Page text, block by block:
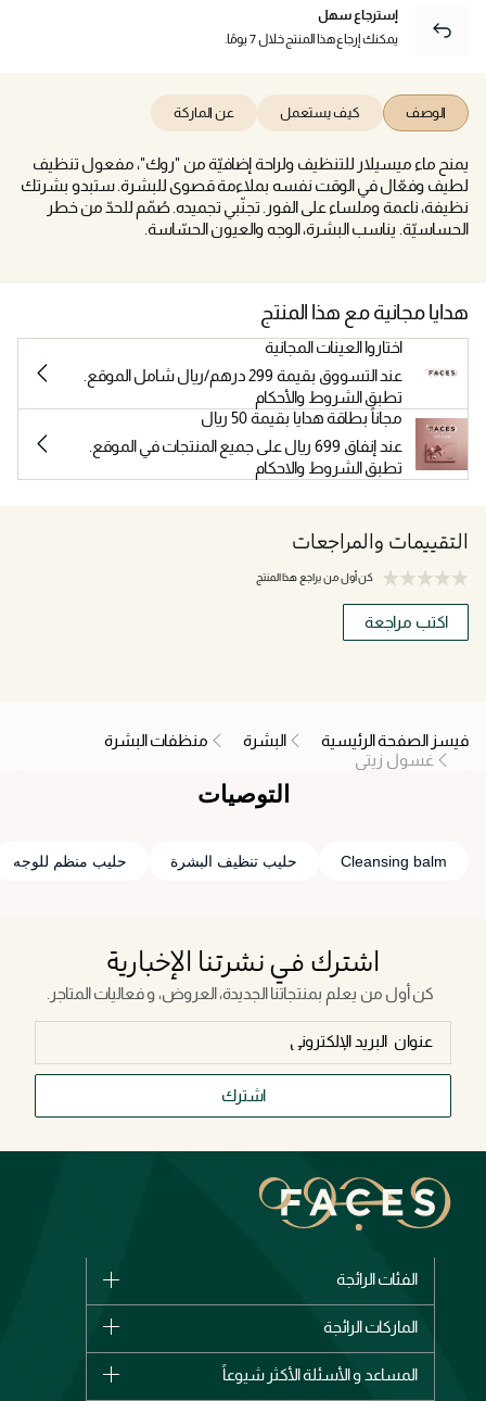
إسترجاع سهل
يمكنك إرجاع هذا المنتج خلال 7 يومًا.
الوصف كيف يستعمل عن الماركة
يمنح ماء ميسيلار للتنظيف ولراحة إضافيّة من "روك"، مفعول تنظيف
لطيف وفعّال في الوقت نفسه بملاءمة قصوى للبشرة. ستبدو بشرتك
نظيفة، ناعمة وملساء على الفور. تجنّبي تجميده. صُمّم للحدّ من خطر
الحساسيّة. يناسب البشرة، الوجه والعيون الحسّاسة.
هدايا مجانية مع هذا المنتج
اختاروا العينات المجانية
عند التسووق بقيمة 299 درهم/ريال شامل الموقع.
تطبق الشروط والأحكام
مجاناً بطاقة هدايا بقيمة 50 ريال
عند إنفاق 699 ريال على جميع المنتجات في الموقع.
تطبق الشروط والاحكام
التقييمات والمراجعات
كن أول من يراجع هذا المنتج
اكتب مراجعة
فيسز الصفحة الرئيسية البشرة
منظفات البشرة
غسول زيتي
التوصيات
Cleansing balm حليب تنظيف البشرة حليب منظم للوجه
اشترك في نشرتنا الإخبارية
كن أول من يعلم بمنتجاتنا الجديدة، العروض، و فعاليات المتاجر.
اشترك
الفئات الرائجة
الأكثر مبيعاً
الماركات الرائجة
المساعد و الأسئلة الأكثر شيوعاً